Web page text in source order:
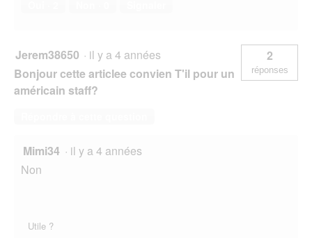
Jerem38650 · il y a 4 années
Bonjour cette articlee convien T'il pour un
américain staff?
2
réponses
Mimi34 · il y a 4 années
Non
Utile ?